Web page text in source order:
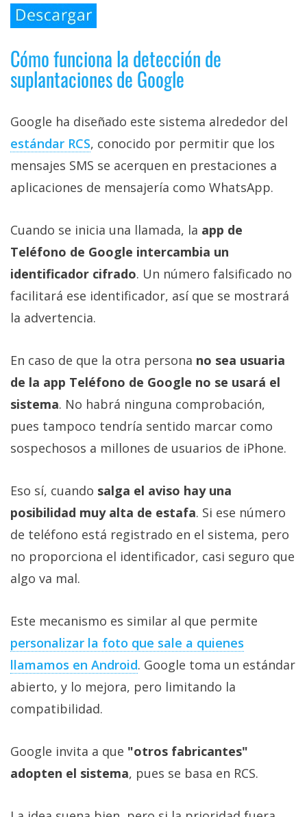
Cómo funciona la detección de
suplantaciones de Google
Google ha diseñado este sistema alrededor del
estándar RCS‎, conocido por permitir que los
mensajes SMS se acerquen en prestaciones a
aplicaciones de mensajería como WhatsApp.
Cuando se inicia una llamada, la app de
Teléfono de Google intercambia un
identificador cifrado. Un número falsificado no
facilitará ese identificador, así que se mostrará
la advertencia.
En caso de que la otra persona no sea usuaria
de la app Teléfono de Google no se usará el
sistema. No habrá ninguna comprobación,
pues tampoco tendría sentido marcar como
sospechosos a millones de usuarios de iPhone.
Eso sí, cuando salga el aviso hay una
posibilidad muy alta de estafa. Si ese número
de teléfono está registrado en el sistema, pero
no proporciona el identificador, casi seguro que
algo va mal.
Este mecanismo es similar al que permite
personalizar la foto que sale a quienes
llamamos en Android. Google toma un estándar
abierto, y lo mejora, pero limitando la
compatibilidad.
Google invita a que "otros fabricantes"
adopten el sistema, pues se basa en RCS.